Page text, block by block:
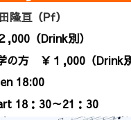
隆亘（Pf）
,000（Drink別）
の方 ￥１,000（Drink
18:00
18：30～21：30